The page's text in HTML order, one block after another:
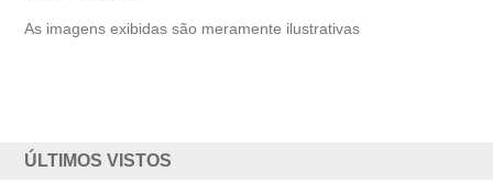
As imagens exibidas são meramente ilustrativas
ÚLTIMOS VISTOS